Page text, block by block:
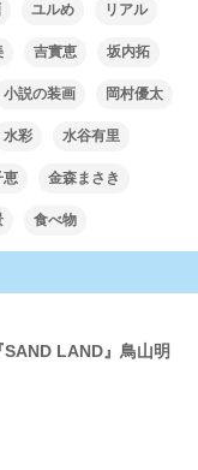
ユルめ リアル
吉實恵 坂内拓
小説の装画 岡村優太
水彩 水谷有里
恵 金森まさき
食べ物
LAND』鳥山明